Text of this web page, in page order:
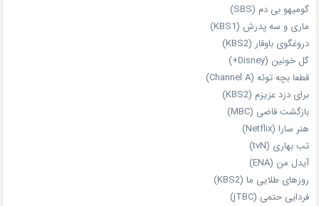
گومیهو بی دم (SBS)
ماری و سه پدرش (KBS1)
دروغگوی باوقار (KBS2)
گل خونین (Disney+)
قطعا بچه توئه (Channel A)
برای دزد عزیزم (KBS2)
بازگشت قاضی (MBC)
هنر سارا (Netflix)
تب بهاری (tvN)
آیدل من (ENA)
روزهای طلایی ما (KBS2)
فردایی حتمی (jTBC)